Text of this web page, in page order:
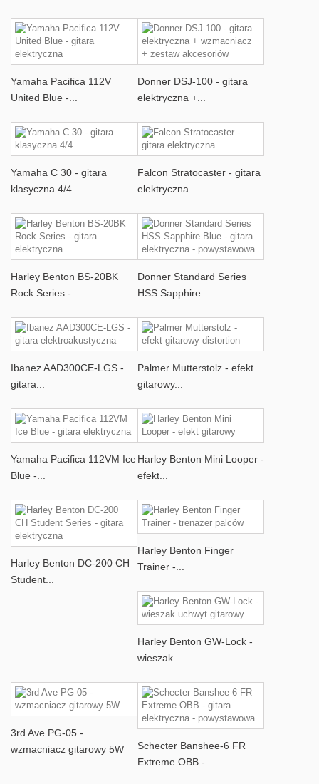
Yamaha Pacifica 112V
United Blue -...
Donner DSJ-100 - gitara
elektryczna +...
Yamaha C 30 - gitara
klasyczna 4/4
Falcon Stratocaster - gitara
elektryczna
Harley Benton BS-20BK
Rock Series -...
Donner Standard Series
HSS Sapphire...
Ibanez AAD300CE-LGS -
gitara...
Palmer Mutterstolz - efekt
gitarowy...
Yamaha Pacifica 112VM Ice
Blue -...
Harley Benton Mini Looper -
efekt...
Harley Benton DC-200 CH
Student...
Harley Benton Finger
Trainer -...
Harley Benton GW-Lock -
wieszak...
3rd Ave PG-05 -
wzmacniacz gitarowy 5W
Schecter Banshee-6 FR
Extreme OBB -...